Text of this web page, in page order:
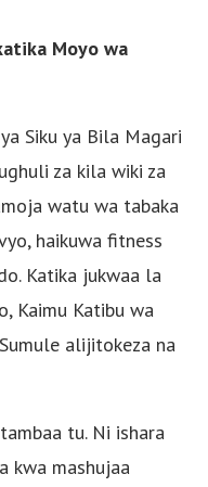
Moyo wa
Siku ya Bila Magari
za kila wiki za
watu wa tabaka
haikuwa fitness
Katika jukwaa la
Kaimu Katibu wa
alijitokeza na
tu. Ni ishara
kwa mashujaa